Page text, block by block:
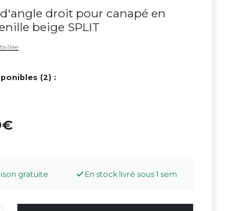
droit pour canapé en
beige SPLIT
(2) :
gratuite En stock livré sous 1 sem